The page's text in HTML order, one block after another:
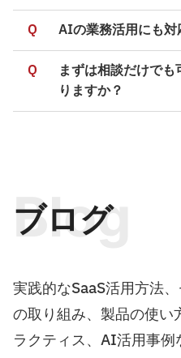
Q AIの業務活用にも対
Q
まずは相談だけで
りますか？
ブログ
Blog
実践的なSaaS活用方法
の取り組み、製品の使
ラクティス、AI活用事